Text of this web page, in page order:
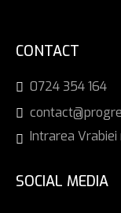
CONTACT
0724 354 164
Intrarea Vrabiei
SOCIAL MEDIA